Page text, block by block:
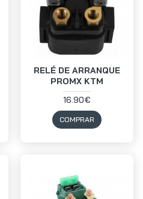
RELÉ DE ARRANQUE
PROMX KTM
16.90€
COMPRAR